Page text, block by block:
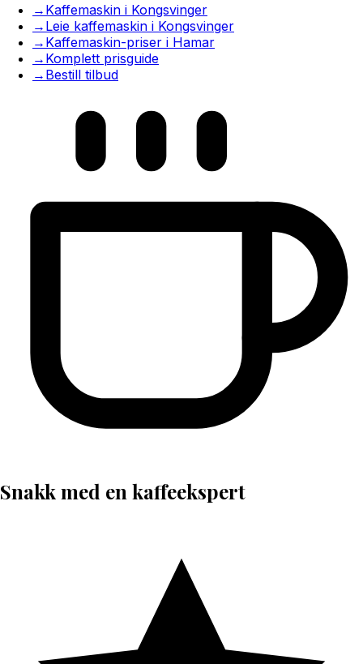
→ Kaffemaskin i Kongsvinger
→ Leie kaffemaskin i Kongsvinger
→ Kaffemaskin-priser i Hamar
→ Komplett prisguide
→ Bestill tilbud
Snakk med en kaffeekspert